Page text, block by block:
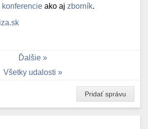
konferencie ako aj zborník.
Ďalšie
Všetky udalosti
Pridať správu